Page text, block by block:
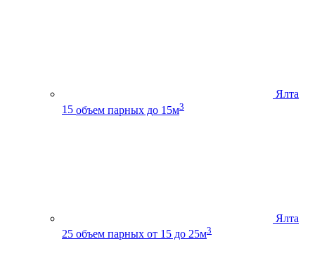
Ялта
15 объем парных до 15м3
Ялта
25 объем парных от 15 до 25м3